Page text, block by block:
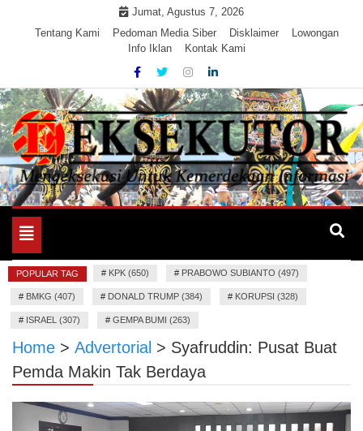
Jumat, Agustus 7, 2026
Tentang Kami
Pedoman Media Siber Disklaimer
Lowongan
Info Iklan
Kontak Kami
EKSEKUTOR
Mengeksekusi Berita Untuk Kemerdekaan dan Keadilan
Toggle
navigation
POPULAR TAG # KPK (650) # PRABOWO SUBIANTO (497)
# BMKG (407) # DONALD TRUMP (384) # KORUPSI (328)
# ISRAEL (307) # GEMPA BUMI (263)
Home > Advertorial > Syafruddin: Pusat Buat
Pemda Makin Tak Berdaya